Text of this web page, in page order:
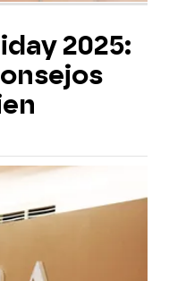
2025: